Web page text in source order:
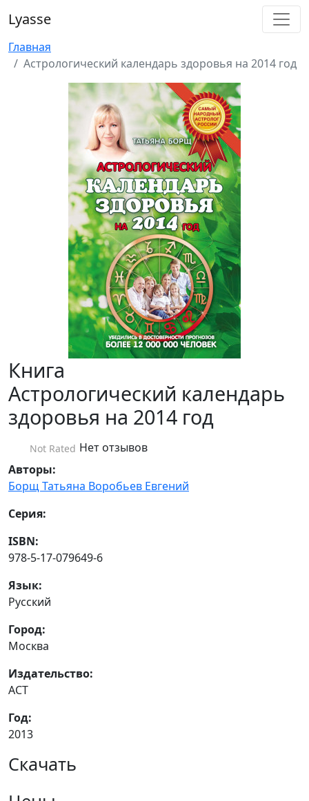
Lyasse
Главная
Астрологический календарь здоровья на 2014 год
Книга
Астрологический календарь
здоровья на 2014 год
Not Rated Нет отзывов
Авторы:
Борщ Татьяна Воробьев Евгений
Серия:
ISBN:
978-5-17-079649-6
Язык:
Русский
Город:
Москва
Издательство:
АСТ
Год:
2013
Скачать